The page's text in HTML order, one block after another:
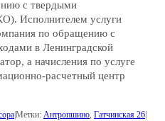
с твердыми
Исполнителем услуги
по обращению с
в Ленинградской
а начисления по услуге
расчетный центр
Метки: Антропшино, Гатчинская 26